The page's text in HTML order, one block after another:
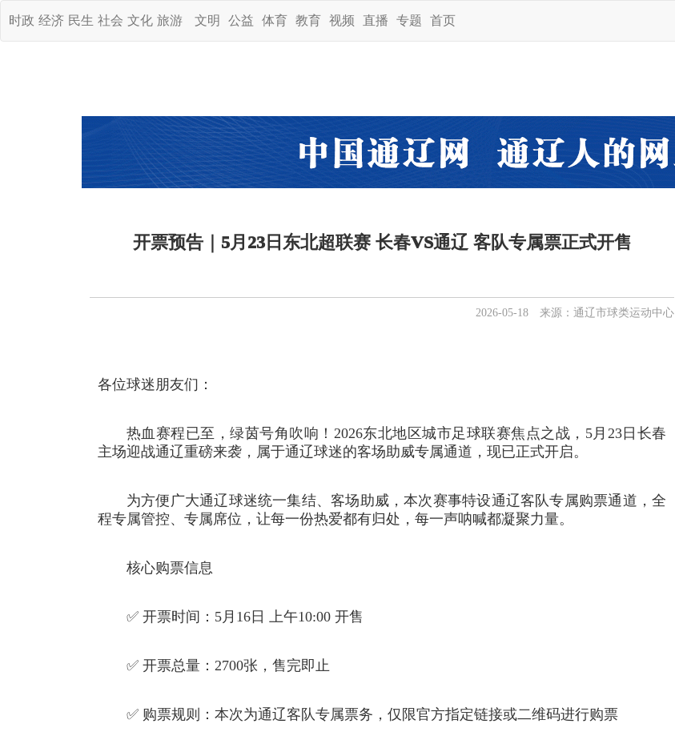
时政 经济 民生 社会 文化 旅游 文明 公益 体育 教育 视频 直播 专题 首页
开票预告｜5月23日东北超联赛 长春VS通辽 客队专属票正式开售
2026-05-18 来源：通辽市球类运动中心
各位球迷朋友们：
热血赛程已至，绿茵号角吹响！2026东北地区城市足球联赛焦点之战，5月23日长春
主场迎战通辽重磅来袭，属于通辽球迷的客场助威专属通道，现已正式开启。
为方便广大通辽球迷统一集结、客场助威，本次赛事特设通辽客队专属购票通道，全
程专属管控、专属席位，让每一份热爱都有归处，每一声呐喊都凝聚力量。
核心购票信息
✅ 开票时间：5月16日 上午10:00 开售
✅ 开票总量：2700张，售完即止
✅ 购票规则：本次为通辽客队专属票务，仅限官方指定链接或二维码进行购票